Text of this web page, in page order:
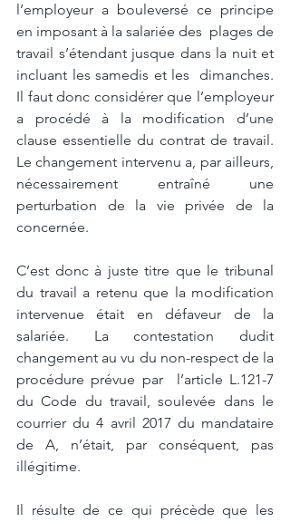
l’employeur a bouleversé ce principe
en imposant à la salariée des  plages de
travail s’étendant jusque dans la nuit et
incluant les samedis et les  dimanches.
Il faut donc considérer que l’employeur
a procédé à la modification d’une
clause essentielle du contrat de travail.
Le changement intervenu a, par ailleurs,
nécessairement entraîné une
perturbation de la vie privée de la
concernée.
C’est donc à juste titre que le tribunal
du travail a retenu que la modification
intervenue était en défaveur de la
salariée. La contestation dudit
changement au vu du non-respect de la
procédure prévue par  l’article L.121-7
du Code du travail, soulevée dans le
courrier du 4 avril 2017 du mandataire
de A, n’était, par conséquent, pas
illégitime.
Il résulte de ce qui précède que les